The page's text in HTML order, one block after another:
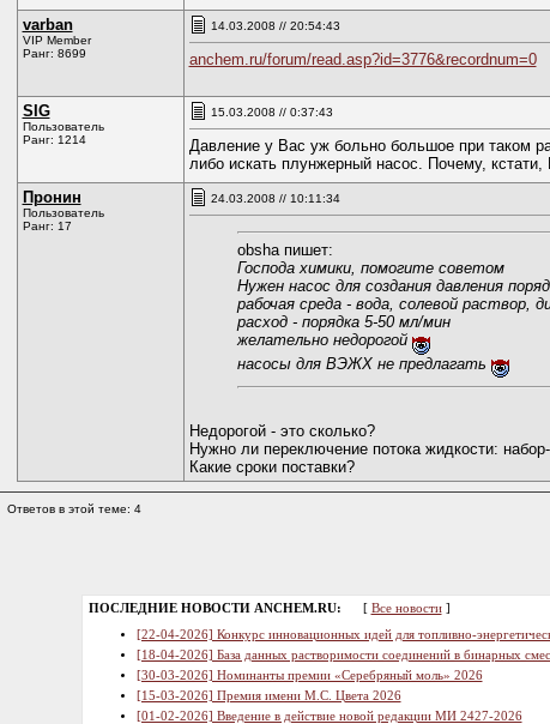
varban
VIP Member
Ранг: 8699
14.03.2008 // 20:54:43
anchem.ru/forum/read.asp?id=3776&recordnum=0
SIG
Пользователь
Ранг: 1214
15.03.2008 // 0:37:43
Давление у Вас уж больно большое при таком
либо искать плунжерный насос. Почему,
Пронин
Пользователь
Ранг: 17
24.03.2008 // 10:11:34
obsha пишет:
Господа химики, помогите советом
Нужен насос для создания давления
рабочая среда - вода, солевой раствор,
расход - порядка 5-50 мл/мин
желательно недорогой
насосы для ВЭЖХ не предлагать
Недорогой - это сколько?
Нужно ли переключение потока жидкости:
Какие сроки поставки?
Ответов в этой теме: 4
ПОСЛЕДНИЕ НОВОСТИ ANCHEM.RU: [ Все новости]
[22-04-2026] Конкурс инновационных идей для топливно-
[18-04-2026] База данных растворимости соединений в бинарных
[30-03-2026] Номинанты премии «Серебряный моль» 2026
[15-03-2026] Премия имени М.С. Цвета 2026
[01-02-2026] Введение в действие новой редакции МИ 2427-2026